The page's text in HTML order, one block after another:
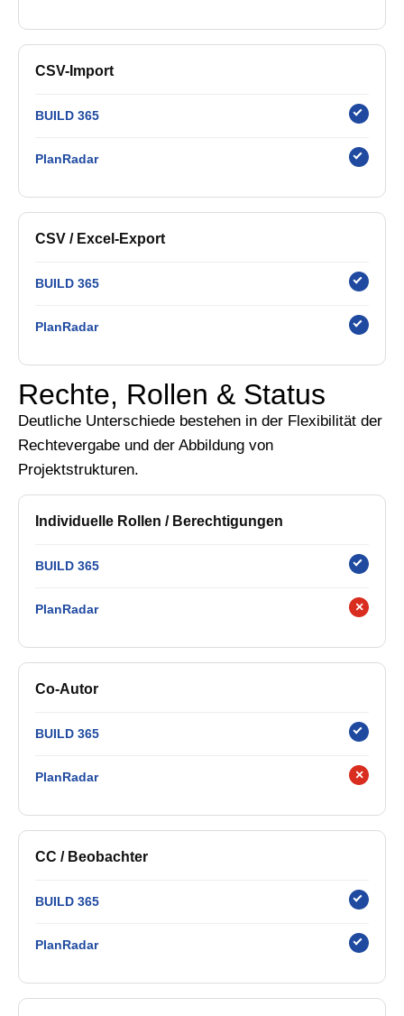
CSV-Import
BUILD 365
PlanRadar
CSV / Excel-Export
BUILD 365
PlanRadar
Rechte, Rollen & Status
Deutliche Unterschiede bestehen in der Flexibilität der
Rechtevergabe und der Abbildung von
Projektstrukturen.
Individuelle Rollen / Berechtigungen
BUILD 365
PlanRadar ×
Co-Autor
BUILD 365
PlanRadar ×
CC / Beobachter
BUILD 365
PlanRadar